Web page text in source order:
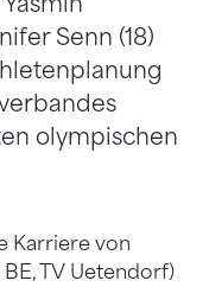
Senn (18)
olympischen
Karriere von
TV Uetendorf)